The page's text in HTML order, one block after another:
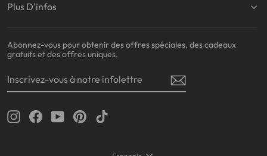
Plus D'infos
Abonnez-vous pour obtenir des offres spéciales, des cadeaux
gratuits et des offres uniques.
VOUS
NOTRE
InstagramFacebook
YouTubePinterest